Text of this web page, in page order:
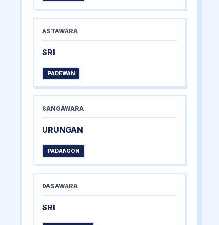
ASTAWARA
SRI
PADEWAN
SANGAWARA
URUNGAN
PADANGON
DASAWARA
SRI